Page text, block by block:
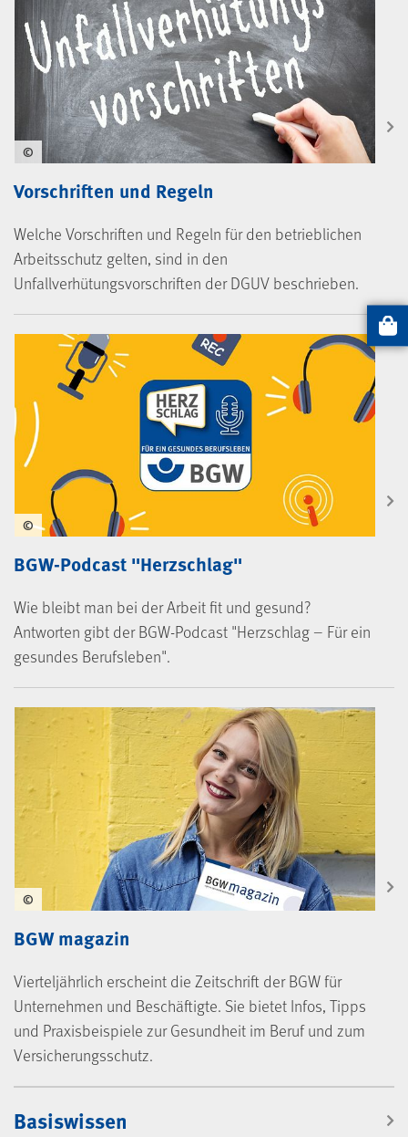
Vorschriften und Regeln
Welche Vorschriften und Regeln für den betrieblichen
Arbeitsschutz gelten, sind in den
Unfallverhütungsvorschriften der DGUV beschrieben.
©
BGW-Podcast "Herzschlag"
Wie bleibt man bei der Arbeit fit und gesund?
Antworten gibt der BGW-Podcast "Herzschlag – Für ein
gesundes Berufsleben".
©
BGW magazin
Vierteljährlich erscheint die Zeitschrift der BGW für
Unternehmen und Beschäftigte. Sie bietet Infos, Tipps
und Praxisbeispiele zur Gesundheit im Beruf und zum
Versicherungsschutz.
©
Basiswissen
Artikel